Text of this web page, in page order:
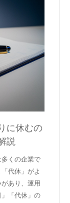
に休むの
説
くの企業で
代休」がよ
あり、運用
「代休」の